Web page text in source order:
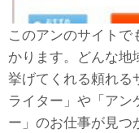
このアンのサイト
かります。どんな地
挙げてくれる頼れる
ライター」や「アン
ー」のお仕事が見つ